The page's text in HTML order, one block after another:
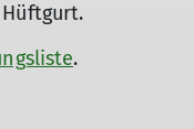
Hüftgurt.
.